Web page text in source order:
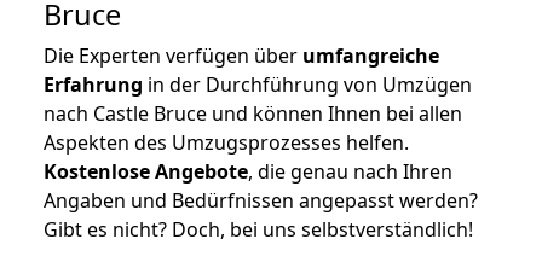
Bruce
Die Experten verfügen über umfangreiche
Erfahrung in der Durchführung von Umzügen
nach Castle Bruce und können Ihnen bei allen
Aspekten des Umzugsprozesses helfen.
Kostenlose Angebote, die genau nach Ihren
Angaben und Bedürfnissen angepasst werden?
Gibt es nicht? Doch, bei uns selbstverständlich!